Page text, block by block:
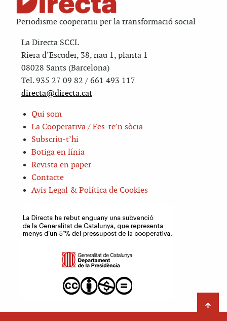
Periodisme cooperatiu per la transformació social
La Directa SCCL
Riera d’Escuder, 38, nau 1, planta 1
08028 Sants (Barcelona)
Tel. 935 27 09 82 / 661 493 117
directa@directa.cat
Qui som
La Cooperativa / Fes-te’n sòcia
Subscriu-t’hi
Botiga en línia
Revista en paper
Contacte
Avis Legal & Política de Cookies